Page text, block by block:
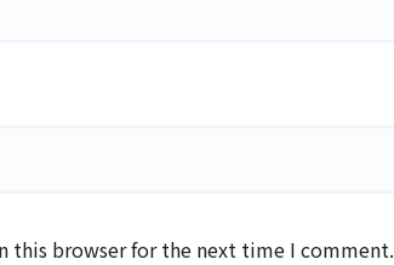
this browser for the next time I comment.